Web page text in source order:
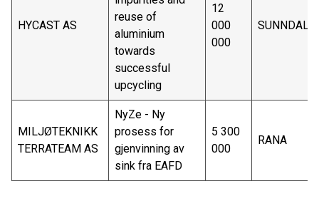
HYCAST AS
reuse of
aluminium
towards
successful
upcycling
12
000
000
MILJØTEKNIKK
TERRATEAM AS
NyZe - Ny
prosess for
gjenvinning av
sink fra EAFD
5 300
000
RANA